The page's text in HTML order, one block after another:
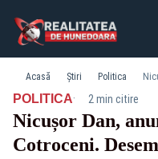
Acasă Știri Politica
POLITICA· 2 min citire
Nicușor Dan,
Cotroceni.